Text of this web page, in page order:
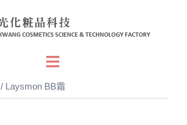
Toggle
/ Laysmon BB霜